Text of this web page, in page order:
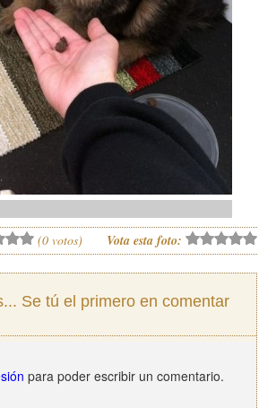
(0 votos) Vota esta foto:
Se tú el primero en comentar
para poder escribir un comentario.